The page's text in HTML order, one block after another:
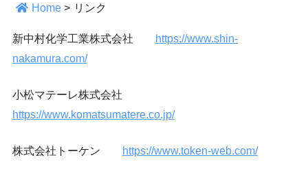
Home > リンク
新中村化学工業株式会社
https://www.shin-
nakamura.com/
小松マテーレ株式会社
https://www.komatsumatere.co.jp/
株式会社トーケン https://www.token-web.com/